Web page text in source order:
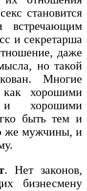
становится
и секретарша
даже
но такой
Многие
хорошими
и хорошими
быть тем и
же мужчины, и
. Нет законов,
бизнесмену